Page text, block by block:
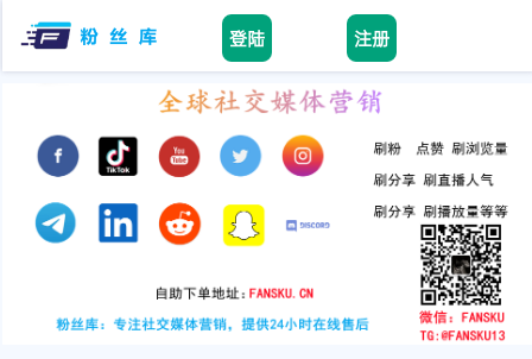
登陆 注册
facebook
tiktok
instagram
twitter
telegram